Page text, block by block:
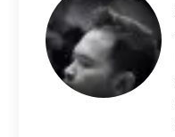
k
e
s
t
p
p